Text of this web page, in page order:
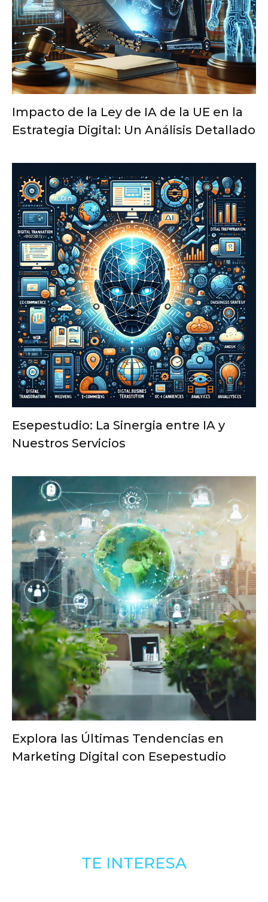
Impacto de la Ley de IA de la UE en la
Estrategia Digital: Un Análisis Detallado
Esepestudio: La Sinergia entre IA y
Nuestros Servicios
Explora las Últimas Tendencias en
Marketing Digital con Esepestudio
TE INTERESA